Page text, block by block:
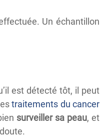
Un échantillon
est détecté tôt, il peut
traitements du cancer
surveiller sa peau, et